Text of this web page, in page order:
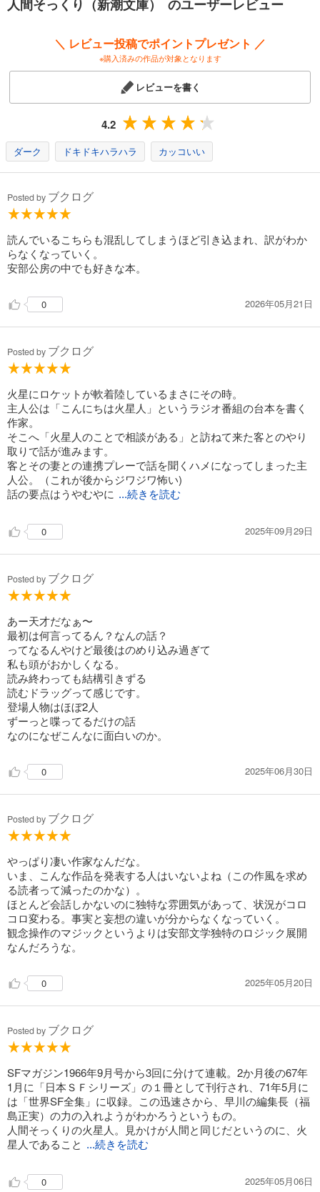
人間そっくり（新潮文庫） のユーザーレビュー
＼ レビュー投稿でポイントプレゼント ／
※購入済みの作品が対象となります
レビューを書く
4.2
ダーク ドキドキハラハラ カッコいい
Posted by ブクログ
読んでいるこちらも混乱してしまうほど引き込まれ、訳がわか
らなくなっていく。
安部公房の中でも好きな本。
0 2026年05月21日
Posted by ブクログ
火星にロケットが軟着陸しているまさにその時。
主人公は「こんにちは火星人」というラジオ番組の台本を書く
作家。
そこへ「火星人のことで相談がある」と訪ねて来た客とのやり
取りで話が進みます。
客とその妻との連携プレーで話を聞くハメになってしまった主
人公。（これが後からジワジワ怖い)
話の要点はうやむやに ...続きを読む
0 2025年09月29日
Posted by ブクログ
あー天才だなぁ〜
最初は何言ってるん？なんの話？
ってなるんやけど最後はのめり込み過ぎて
私も頭がおかしくなる。
読み終わっても結構引きずる
読むドラッグって感じです。
登場人物はほぼ2人
ずーっと喋ってるだけの話
なのになぜこんなに面白いのか。
0 2025年06月30日
Posted by ブクログ
やっぱり凄い作家なんだな。
いま、こんな作品を発表する人はいないよね（この作風を求め
る読者って減ったのかな）。
ほとんど会話しかないのに独特な雰囲気があって、状況がコロ
コロ変わる。事実と妄想の違いが分からなくなっていく。
観念操作のマジックというよりは安部文学独特のロジック展開
なんだろうな。
0 2025年05月20日
Posted by ブクログ
SFマガジン1966年9月号から3回に分けて連載。2か月後の67年
1月に「日本ＳＦシリーズ」の１冊として刊行され、71年5月に
は「世界SF全集」に収録。この迅速さから、早川の編集長（福
島正実）の力の入れようがわかろうというもの。
人間そっくりの火星人。見かけが人間と同じだというのに、火
星人であること
...続きを読む
0 2025年05月06日